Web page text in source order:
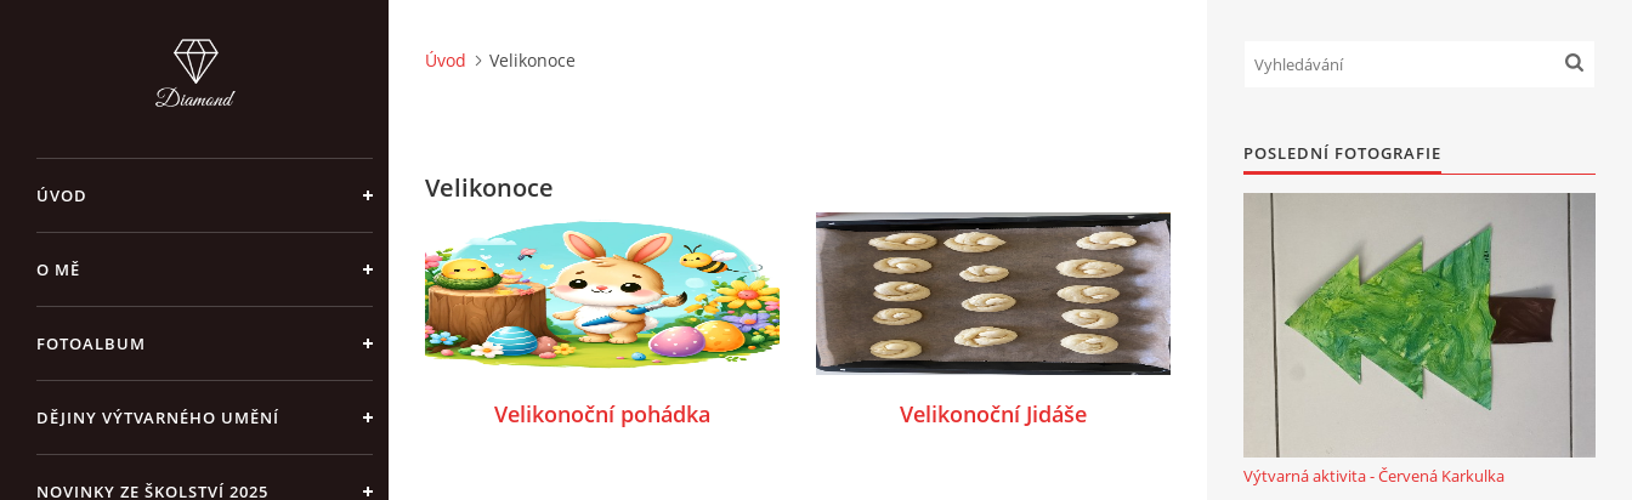
ÚVOD
O MĚ
FOTOALBUM
DĚJINY VÝTVARNÉHO UMĚNÍ
NOVINKY ZE ŠKOLSTVÍ 2025
Úvod Velikonoce
Velikonoce
Velikonoční pohádka Velikonoční Jidáše
POSLEDNÍ FOTOGRAFIE
Výtvarná aktivita - Červená Karkulka